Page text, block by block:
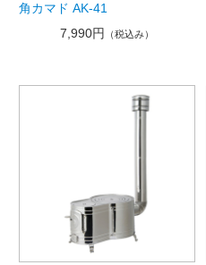
角カマド AK-41
7,990円
（税込み）